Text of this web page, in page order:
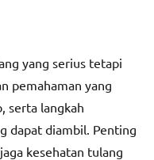
yang serius tetapi
pemahaman yang
serta langkah
dapat diambil. Penting
kesehatan tulang